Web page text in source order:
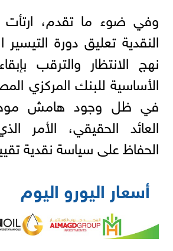
وفي ضوء ما تقدم، ارتأت
النقدية تعليق دورة التيسير
نهج الانتظار والترقب
الأساسية للبنك المركزي
في ظل وجود هامش
العائد الحقيقي، الأمر
الحفاظ على سياسة نقدية
أسعار اليورو اليوم